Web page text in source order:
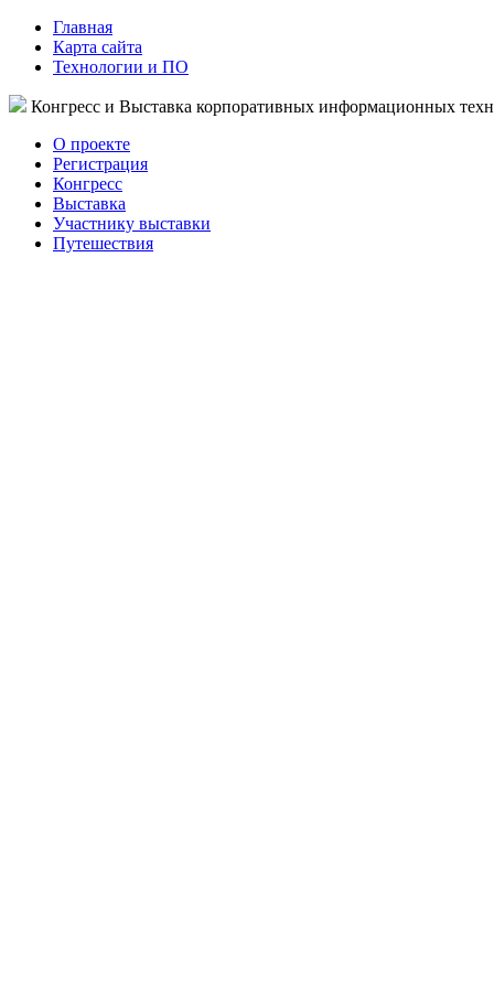
Главная
Карта сайта
Технологии и ПО
Конгресс и Выставка корпоративных информационных
О проекте
Регистрация
Конгресс
Выставка
Участнику выставки
Путешествия